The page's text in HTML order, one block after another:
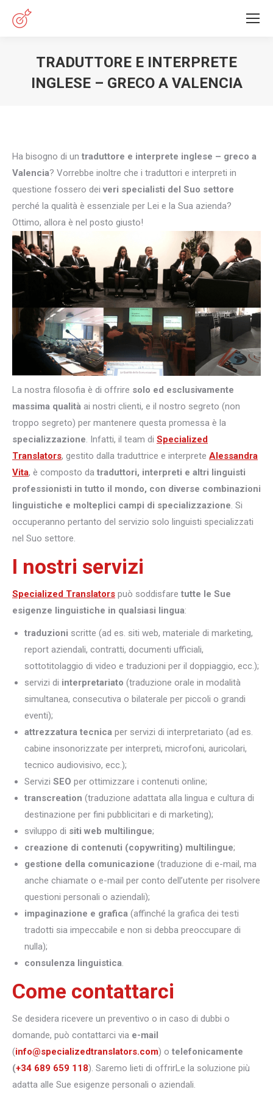
TRADUTTORE E INTERPRETE
INGLESE – GRECO A VALENCIA
Ha bisogno di un traduttore e interprete inglese – greco a
Valencia? Vorrebbe inoltre che i traduttori e interpreti in
questione fossero dei veri specialisti del Suo settore
perché la qualità è essenziale per Lei e la Sua azienda?
Ottimo, allora è nel posto giusto!
La nostra filosofia è di offrire solo ed esclusivamente
massima qualità ai nostri clienti, e il nostro segreto (non
troppo segreto) per mantenere questa promessa è la
specializzazione. Infatti, il team di Specialized
Translators, gestito dalla traduttrice e interprete Alessandra
Vita, è composto da traduttori, interpreti e altri linguisti
professionisti in tutto il mondo, con diverse combinazioni
linguistiche e molteplici campi di specializzazione. Si
occuperanno pertanto del servizio solo linguisti specializzati
nel Suo settore.
I nostri servizi
Specialized Translators può soddisfare tutte le Sue
esigenze linguistiche in qualsiasi lingua:
traduzioni scritte (ad es. siti web, materiale di marketing,
report aziendali, contratti, documenti ufficiali,
sottotitolaggio di video e traduzioni per il doppiaggio, ecc.);
servizi di interpretariato (traduzione orale in modalità
simultanea, consecutiva o bilaterale per piccoli o grandi
eventi);
attrezzatura tecnica per servizi di interpretariato (ad es.
cabine insonorizzate per interpreti, microfoni, auricolari,
tecnico audiovisivo, ecc.);
Servizi SEO per ottimizzare i contenuti online;
transcreation (traduzione adattata alla lingua e cultura di
destinazione per fini pubblicitari e di marketing);
sviluppo di siti web multilingue;
creazione di contenuti (copywriting) multilingue;
gestione della comunicazione (traduzione di e-mail, ma
anche chiamate o e-mail per conto dell’utente per risolvere
questioni personali o aziendali);
impaginazione e grafica (affinché la grafica dei testi
tradotti sia impeccabile e non si debba preoccupare di
nulla);
consulenza linguistica.
Come contattarci
Se desidera ricevere un preventivo o in caso di dubbi o
domande, può contattarci via e-mail
(info@specializedtranslators.com) o telefonicamente
(+34 689 659 118). Saremo lieti di offrirLe la soluzione più
adatta alle Sue esigenze personali o aziendali.